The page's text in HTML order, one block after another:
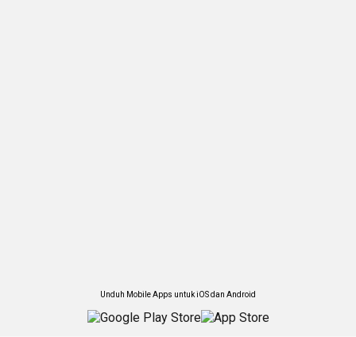
Unduh Mobile Apps untuk iOS dan Android